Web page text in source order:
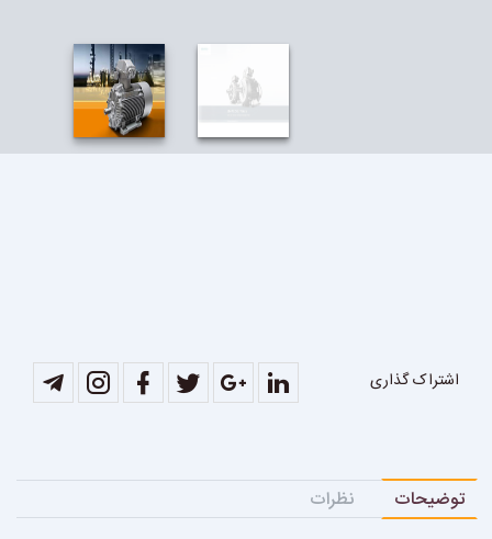
اشتراک گذاری
توضیحات نظرات